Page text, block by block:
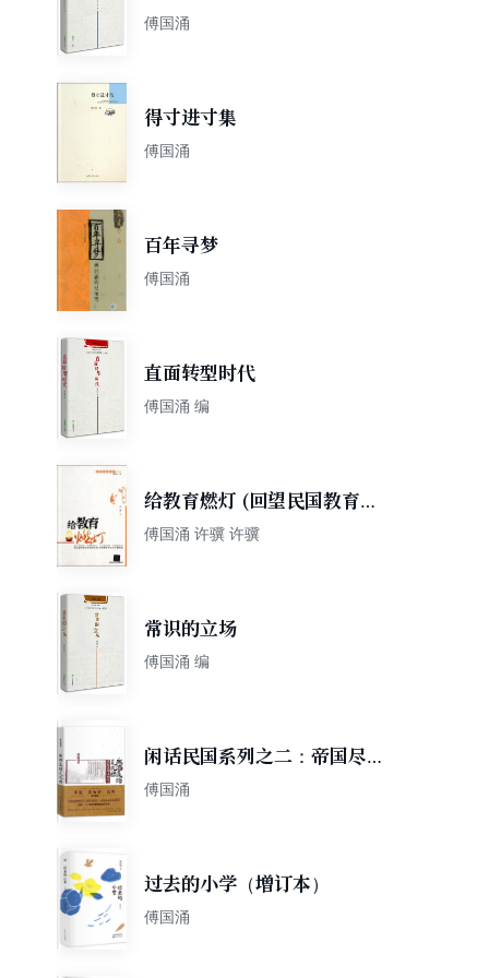
傅国涌
得寸进寸集
傅国涌
百年寻梦
傅国涌
直面转型时代
傅国涌 编
给教育燃灯 (回望民国教育系
列)
傅国涌 许骥 许骥
常识的立场
傅国涌 编
闲话民国系列之二：帝国尽头
是民国
傅国涌
过去的小学（增订本）
傅国涌